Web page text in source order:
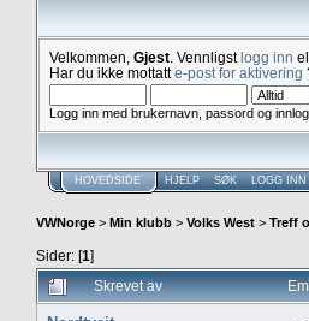
Velkommen, Gjest . Vennligstlogg inn
Har du ikke mottatte-post for aktivering
Logg inn med brukernavn, passord og
HOVEDSIDE HJELP SØK LOGG INN
VWNorge > Min klubb > Volks West > Treff
Sider: [1]
Skrevet av